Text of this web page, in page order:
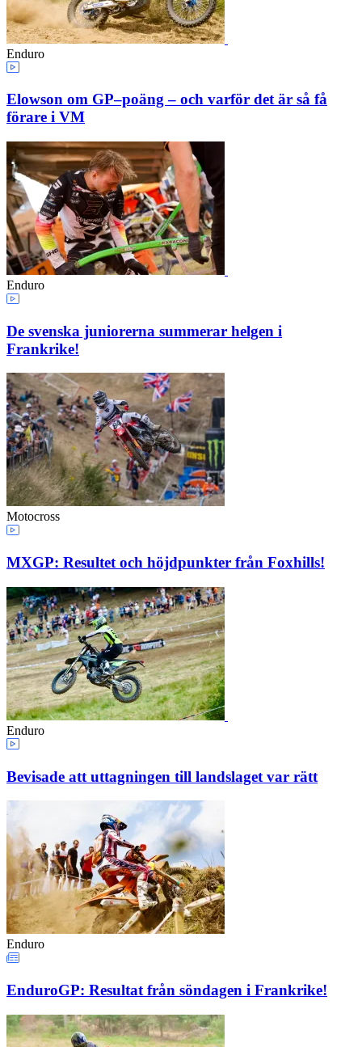
Enduro
Elowson om GP–poäng – och varför det är så få
förare i VM
Enduro
De svenska juniorerna summerar helgen i
Frankrike!
Motocross
MXGP: Resultet och höjdpunkter från Foxhills!
Enduro
Bevisade att uttagningen till landslaget var rätt
Enduro
EnduroGP: Resultat från söndagen i Frankrike!